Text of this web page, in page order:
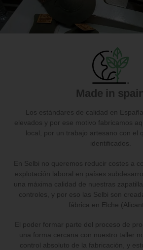
Made in
Los estándares de calidad en
elevados y por ese motivo fabricamos
local, por un trabajo artesano con el
identificados.
En Selbi no queremos reducir costes a
explotación laboral en países
una máxima calidad de nuestras
controles, y por eso las Selbi son
fábrica en Elche
El poder formar parte del proceso de
una forma cercana con nuestro taller
control absoluto de la fabricación, y